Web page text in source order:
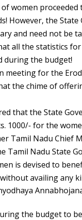
women
However, the
and need not be
all the statistics
during the budget!
meeting for the
the chime of
that the State
1000/- for the
Tamil Nadu Chief
Tamil Nadu State
is devised to
availing any
the budget to